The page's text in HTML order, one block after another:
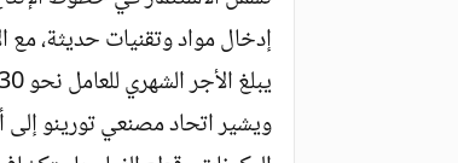
إدخال مواد وتقنيات حديثة، مع
يبلغ الأجر الشهري للعامل نحو 130 يورو فقط تقريبا، مقابل الحد الأدنى للأجور.
ويشير اتحاد مصنعي تورينو